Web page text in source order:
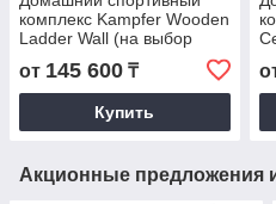
комплекс Kampfer Wooden
Ladder Wall (на выбор
высота и цвет)
от 145 600 ₸
Купить
Акционные предложения